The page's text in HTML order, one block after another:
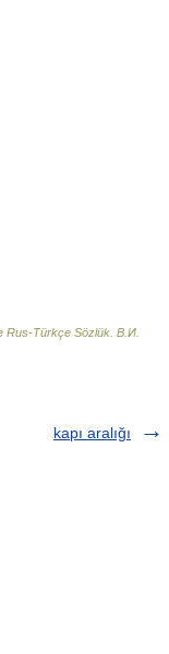
Rus-Türkçe Sözlük В.И.
kapı aralığı